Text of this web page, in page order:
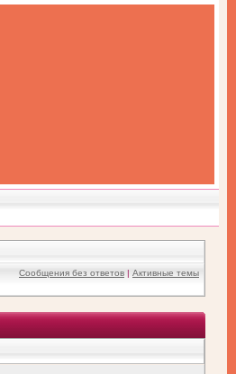
Сообщения без ответов | Активные темы